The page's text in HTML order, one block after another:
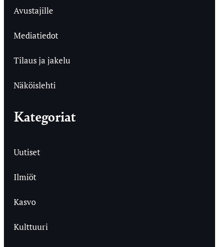
Avustajille
Mediatiedot
Tilaus ja jakelu
Näköislehti
Kategoriat
Uutiset
Ilmiöt
Kasvo
Kulttuuri